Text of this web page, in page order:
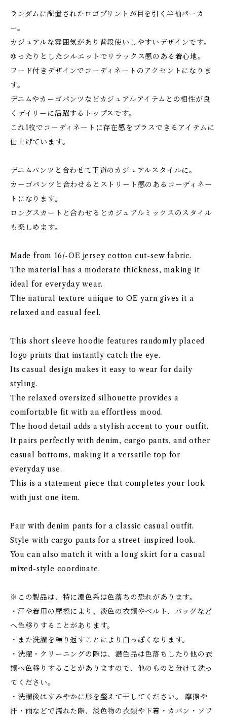
ランダムに配置されたロゴプリントが目を引く半袖パーカ
ー。
カジュアルな雰囲気があり普段使いしやすいデザインです。
ゆったりとしたシルエットでリラックス感のある着心地。
フード付きデザインでコーディネートのアクセントになりま
す。
デニムやカーゴパンツなどカジュアルアイテムとの相性が良
くデイリーに活躍するトップスです。
これ1枚でコーディネートに存在感をプラスできるアイテムに
仕上げています。
デニムパンツと合わせて王道のカジュアルスタイルに。
カーゴパンツと合わせるとストリート感のあるコーディネー
トになります。
ロングスカートと合わせるとカジュアルミックスのスタイル
も楽しめます。
Made from 16/-OE jersey cotton cut-sew fabric.
The material has a moderate thickness, making it
ideal for everyday wear.
The natural texture unique to OE yarn gives it a
relaxed and casual feel.
This short sleeve hoodie features randomly placed
logo prints that instantly catch the eye.
Its casual design makes it easy to wear for daily
styling.
The relaxed oversized silhouette provides a
comfortable fit with an effortless mood.
The hood detail adds a stylish accent to your outfit.
It pairs perfectly with denim, cargo pants, and other
casual bottoms, making it a versatile top for
everyday use.
This is a statement piece that completes your look
with just one item.
Pair with denim pants for a classic casual outfit.
Style with cargo pants for a street-inspired look.
You can also match it with a long skirt for a casual
mixed-style coordinate.
※この製品は、特に濃色系は色落ちの恐れがあります。
・汗や着用の摩擦により、淡色の衣類やベルト、バッグなど
へ色移りすることがあります。
・また洗濯を繰り返すことにより白っぽくなります。
・洗濯・クリーニングの際は、濃色品は色落ちしたり他の衣
類へ色移りすることがありますので、他のものと分けて洗っ
てください。
・洗濯後はすみやかに形を整えて干してください。 摩擦や
汗・雨などで濡れた際、淡色物の衣類や下着・カバン・ソフ